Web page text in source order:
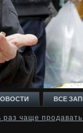
ВСЕ
раз чаще